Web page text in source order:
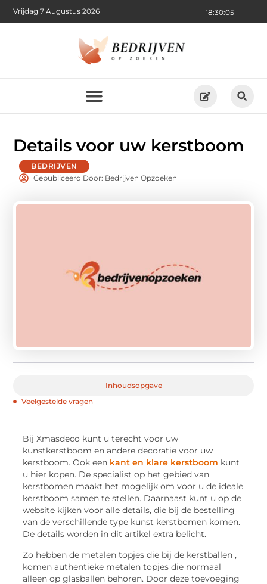
18:30:07
Vrijdag 7 Augustus 2026
Details voor uw kerstboom
BEDRIJVEN
Gepubliceerd Door: Bedrijven Opzoeken
Inhoudsopgave
Veelgestelde vragen
Bij Xmasdeco kunt u terecht voor uw
kunstkerstboom en andere decoratie voor uw
kerstboom. Ook een kant en klare kerstboom kunt
u hier kopen. De specialist op het gebied van
kerstbomen maakt het mogelijk om voor u de ideale
kerstboom samen te stellen. Daarnaast kunt u op de
website kijken voor alle details, die bij de bestelling
van de verschillende type kunst kerstbomen komen.
De details worden in dit artikel extra belicht.
Zo hebben de metalen topjes die bij de kerstballen ,
komen authentieke metalen topjes die normaal
alleen op glasballen behoren. Door deze toevoeging